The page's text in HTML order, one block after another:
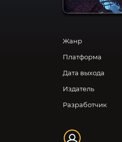
Жанр
Платформа
Дата выхода
Издатель
Разработчик